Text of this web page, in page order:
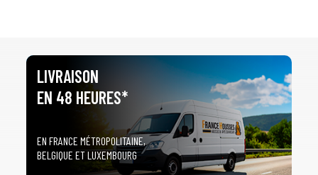
LIVRAISON
EN 48 HEURES*
EN FRANCE MÉTROPOLITAINE,
BELGIQUE ET LUXEMBOURG